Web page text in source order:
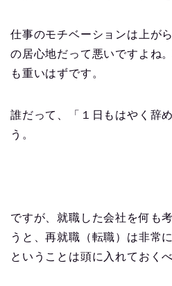
仕事のモチベーションは上が
の居心地だって悪いですよね
も重いはずです。
誰だって、「１日もはやく辞
う。
ですが、就職した会社を何も
うと、再就職（転職）は非常
ということは頭に入れておく